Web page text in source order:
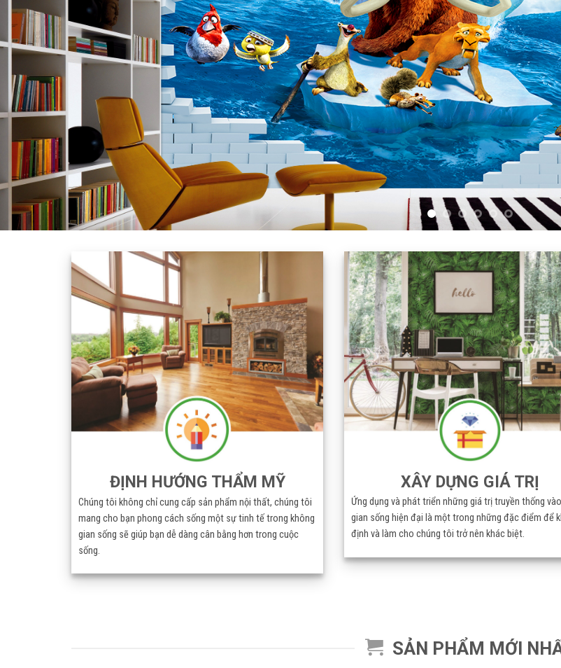
ĐỊNH HƯỚNG THẨM MỸ
Chúng tôi không chỉ cung cấp sản phẩm nội thất, chúng tôi
mang cho bạn phong cách sống một sự tinh tế trong không
gian sống sẽ giúp bạn dễ dàng cân bằng hơn trong cuộc
sống.
XÂY DỰNG GIÁ TRỊ
Ứng dụng và phát triển những giá trị truyền thống
gian sống hiện đại là một trong những đặc điểm để
định và làm cho chúng tôi trở nên khác biệt.
SẢN PHẨM MỚI